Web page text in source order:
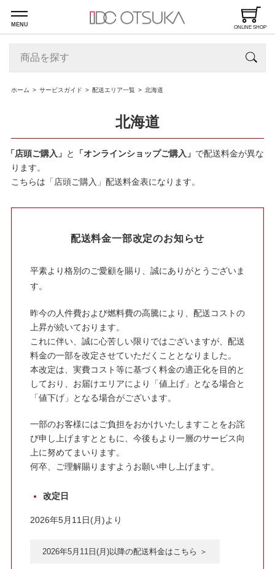
MENU ONLINE SHOP
ホーム サービスガイド 配送エリア一覧 北海道
北海道
「店頭ご購入」 と 「オンラインショップご購入」 で配送料金が異な
ります。
こちらは「店頭ご購入」配送料金表になります。
配送料金一部改定のお知らせ
平素より格別のご愛顧を賜り、誠にありがとうございま
す。
昨今の人件費および燃料費の高騰により、配送コストの
上昇が続いております。
これに伴い、誠に心苦しい限りではございますが、配送
料金の一部を改定させていただくこととなりました。
本改定は、実費コスト等に基づく料金の適正化を目的と
しており、お届けエリアにより「値上げ」となる場合と
「値下げ」となる場合がございます。
一部のお客様にはご負担をおかけいたしますことをお詫
び申し上げますとともに、今後もより一層のサービス向
上に努めてまいります。
何卒、ご理解賜りますようお願い申し上げます。
改定日
2026年5月11日(月)より
2026年5月11日(月)以降の配送料金はこちら ＞